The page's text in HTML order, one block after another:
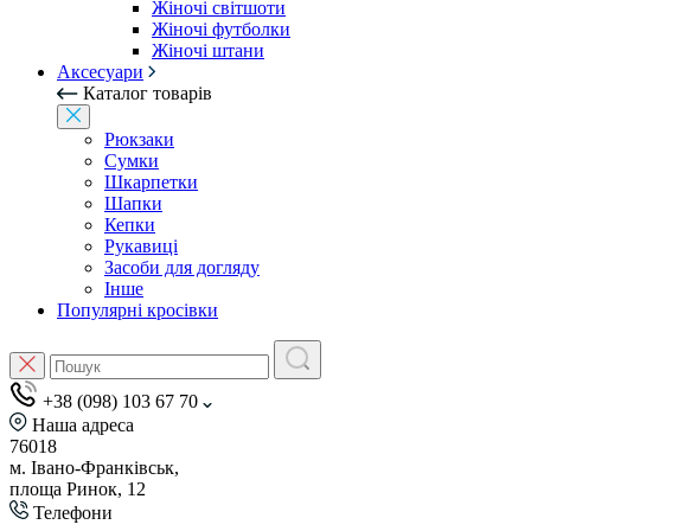
Жіночі світшоти
Жіночі футболки
Жіночі штани
Аксесуари
Каталог товарів
Рюкзаки
Сумки
Шкарпетки
Шапки
Кепки
Рукавиці
Засоби для догляду
Інше
Популярні кросівки
+38 (098) 103 67 70
Наша адреса
76018
м. Івано-Франківськ,
площа Ринок, 12
Телефони